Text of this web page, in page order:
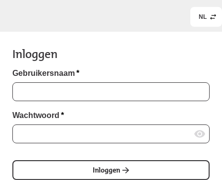
NL
Inloggen
Gebruikersnaam*
Wachtwoord *
Inloggen